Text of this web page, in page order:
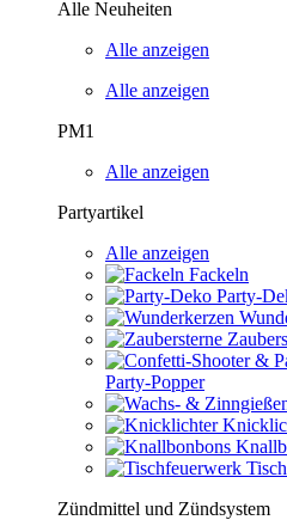
Alle Neuheiten
Alle anzeigen
Alle anzeigen
PM1
Alle anzeigen
Partyartikel
Alle anzeigen
Fackeln
Party-
Party-Popper
Zündmittel und Zündsystem